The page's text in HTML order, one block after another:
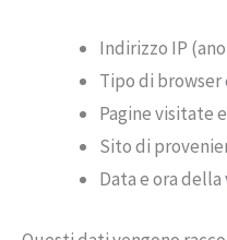
Indirizzo IP
Tipo di
Pagine visitate
Sito di
Data e ora della